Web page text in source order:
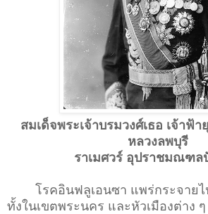
สมเด็จพระเจ้าบรมวงศ์เธอ เจ้าฟ้
หลวงลพบุรี
ราเมศวร์ อุปราชมณฑล
โรคอินฟลูเอนซา แพร่กระจายไ
ทั้งในเขตพระนคร และหัวเมืองต่าง